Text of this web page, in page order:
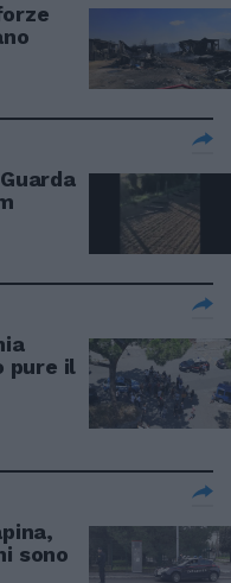
pure il
sono